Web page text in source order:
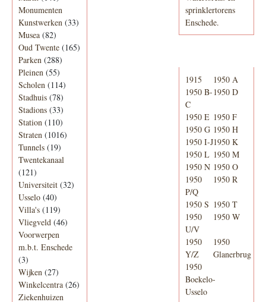
Monumenten
Kunstwerken (33)
Musea (82)
Oud Twente (165)
Parken (288)
Pleinen (55)
Scholen (114)
Stadhuis (78)
Stadions (33)
Station (110)
Straten (1016)
Tunnels (19)
Twentekanaal
(121)
Universiteit (32)
Usselo (40)
Villa's (119)
Vliegveld (46)
Voorwerpen
m.b.t. Enschede
(3)
Wijken (27)
Winkelcentra (26)
Ziekenhuizen
sprinklertorens
Enschede.
1915
1950 A
1950 B-
C
1950 D
1950 E 1950 F
1950 G 1950 H
1950 I-J1950 K
1950 L 1950 M
1950 N 1950 O
1950
P/Q
1950 R
1950 S 1950 T
1950
U/V
1950 W
1950
Y/Z
1950
Glanerbrug
1950
Boekelo-
Usselo